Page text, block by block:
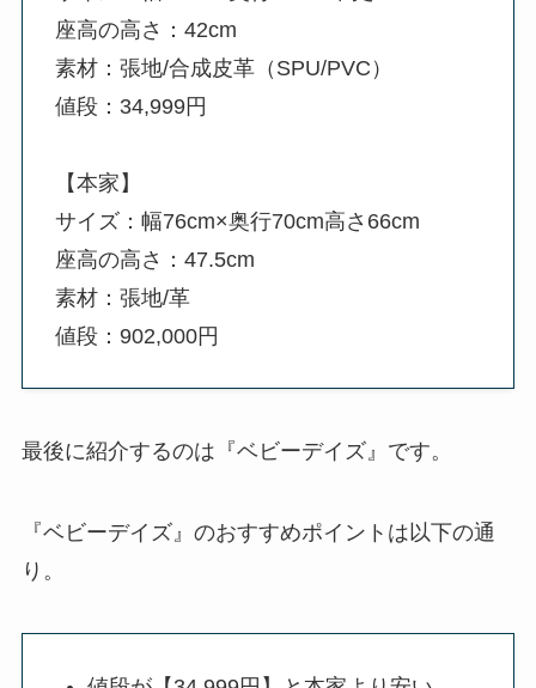
座高の高さ：42cm
素材：張地/合成皮革（SPU/PVC）
値段：34,999円
【本家】
サイズ：幅76cm×奥行70cm高さ66cm
座高の高さ：47.5cm
素材：張地/革
値段：902,000円
最後に紹介するのは『ベビーデイズ』です。
『ベビーデイズ』のおすすめポイントは以下の通
り。